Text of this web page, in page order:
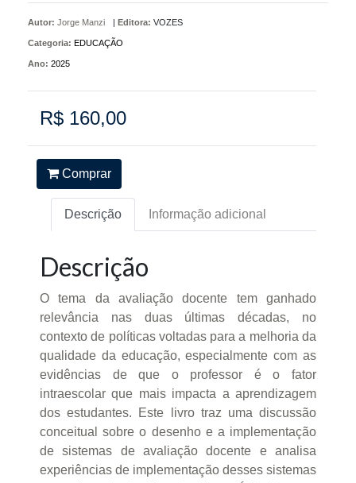
Autor: Jorge Manzi | Editora: VOZES
Categoria: EDUCAÇÃO
Ano: 2025
R$ 160,00
Comprar
Descrição Informação adicional
Descrição
O tema da avaliação docente tem ganhado
relevância nas duas últimas décadas, no
contexto de políticas voltadas para a melhoria da
qualidade da educação, especialmente com as
evidências de que o professor é o fator
intraescolar que mais impacta a aprendizagem
dos estudantes. Este livro traz uma discussão
conceitual sobre o desenho e a implementação
de sistemas de avaliação docente e analisa
experiências de implementação desses sistemas